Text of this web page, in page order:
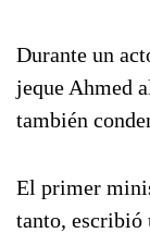
Durante un
jeque Ahmed
también
El primer
tanto, escribió